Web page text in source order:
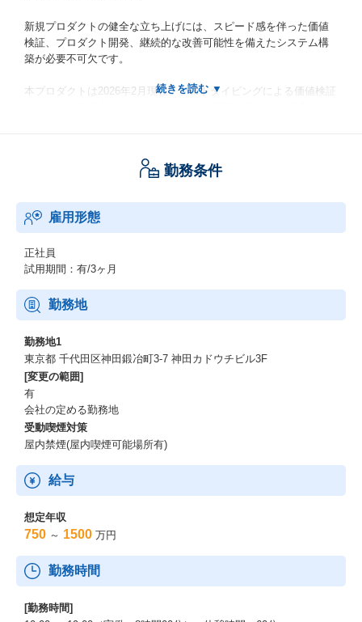
新規プロダクトの健全な立ち上げには、スピード感を伴った価値
検証、プロダクト開発、継続的な改善可能性を備えたシステム構
築が必要不可欠です。
本プロダクトは2026年2月現在、プロトタイピングによる価値検証
解消する技術検証などを通じて、その後のプロダクションを見据
えたプロダクト開発の設計に貢献できる。
・価値検証を通じて、ビジネスモデル、顧客課題を深く理解する
ことができる。
・お客様、PM、PDなどの各種ステークホルダーとコミュニケー
・フロントエンドからインフラまでフルスタックなスキルセット
を保持し、要件定義からリリース後の運用までフルサイクルに対
応することができる。
・中長期的にプロダクトがスケールすることを想定し、スケーラ
ビリティ、セキュリティ、可用性、信頼性を考慮したシステム設
計ができる。
・ユニットテストやCI/CD戦略などを立案し、プロダクトを効率的
に保守・運用することができる。
・ビジネスの障害になる技術的負債を認識し、適切なタイミング
で解消することができる。
・サービスチームのボトルネックを認識し、適切に解消すること
ができる。
ノンデスクワーカーの才能を解き放つ
ッションのもと、現場で働く人々のポテンシャルを IT の力で最大
化し、ノンデスクワーカーが非効率から解き放たれた世界の実現
勤務条件
雇用形態
正社員
試用期間：有/3ヶ月
勤務地
勤務地1
東京都 千代田区神田鍛冶町3-7 神田カドウチビル3F
[変更の範囲]
有
会社の定める勤務地
受動喫煙対策
屋内禁煙(屋内喫煙可能場所有)
給与
想定年収
750 ～ 1500 万円
勤務時間
[勤務時間]